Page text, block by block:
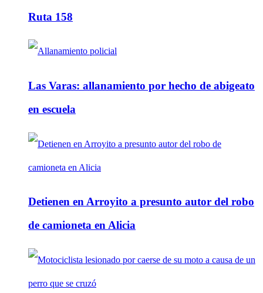
Ruta 158
Las Varas: allanamiento por hecho de abigeato
en escuela
Detienen en Arroyito a presunto autor del robo
de camioneta en Alicia